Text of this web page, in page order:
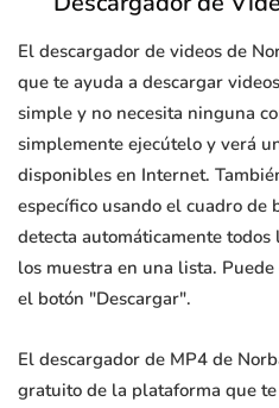
El descargador de videos de
que te ayuda a descargar
simple y no necesita ninguna
simplemente ejecútelo y verá
disponibles en Internet.
específico usando el cuadro de
detecta automáticamente
los muestra en una lista.
el botón "Descargar".
El descargador de MP4 de
gratuito de la plataforma que